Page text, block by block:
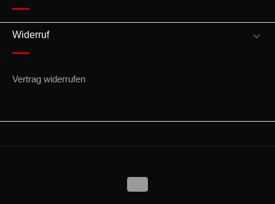
Widerruf
Vertrag widerrufen